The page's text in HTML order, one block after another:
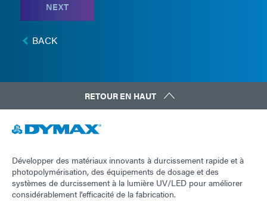
NEXT
BACK
RETOUR EN HAUT
Développer des matériaux innovants à durcissement rapide et à
photopolymérisation, des équipements de dosage et des
systèmes de durcissement à la lumière UV/LED pour améliorer
considérablement l'efficacité de la fabrication.